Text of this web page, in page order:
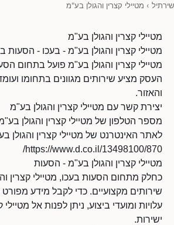
שירתיל › מטיילי קצרין והגולן בע"מ
מטיילי קצרין והגולן בע"מ
מטיילי קצרין והגולן בע"מ - בעכו - הסעות
מטיילי קצרין והגולן בע"מ פועל בתחום
העסק מציע שירותים מגוונים בתחומו
והאזור.
יצירת קשר עם מטיילי קצרין והגולן בע"מ
מספר הטלפון של מטיילי קצרין והגולן בע"מ:
לאתר האינטרנט של מטיילי קצרין והגולן
https://www.d.co.il/13498100/870/
מטיילי קצרין והגולן בע"מ - הסעות
כחלק מתחום הסעות בעכו, מטיילי קצרין
שירותים מקצועיים. כדי לקבל מידע מפורט
עלויות ומועדי ביצוע, ניתן לפנות אל מטיילי
ישירות.